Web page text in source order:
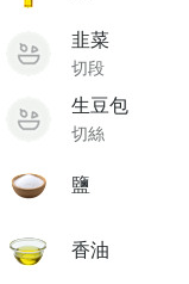
韭菜
切段
生豆包
切絲
鹽
香油